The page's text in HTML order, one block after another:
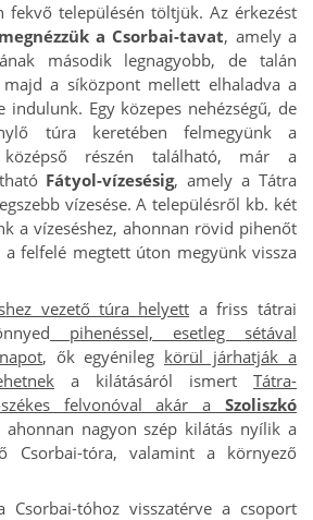
fekvő településén töltjük. Az érkezést
megnézzük a Csorbai-tavat, amely a
második legnagyobb, de talán
majd a síközpont mellett elhaladva a
indulunk. Egy közepes nehézségű, de
túra keretében felmegyünk a
középső részén található, már a
Fátyol-vízesésig, amely a Tátra
vízesése. A településről kb. két
a vízeséshez, ahonnan rövid pihenőt
felfelé megtett úton megyünk vissza
vezető túra helyett a friss tátrai
pihenéssel, esetleg sétával
, ők egyénileg körül járhatják a
a kilátásáról ismert Tátra-
felvonóval akár a Szoliszkó
ahonnan nagyon szép kilátás nyílik a
Csorbai-tóra, valamint a környező
Csorbai-tóhoz visszatérve a csoport